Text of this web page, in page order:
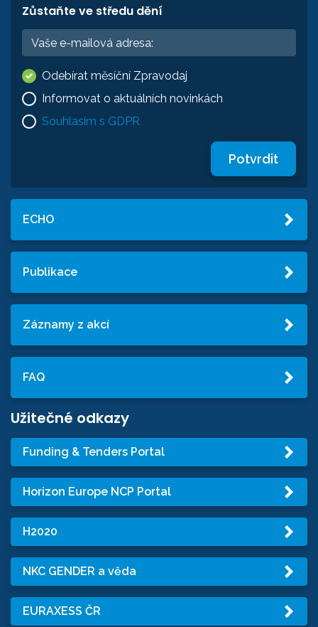
Zůstaňte ve středu dění
Odebírat měsíční Zpravodaj
Informovat o aktuálních novinkách
Souhlasím s GDPR
Potvrdit
ECHO
Publikace
Záznamy z akcí
FAQ
Užitečné odkazy
Funding & Tenders Portal
Horizon Europe NCP Portal
H2020
NKC GENDER a věda
EURAXESS ČR